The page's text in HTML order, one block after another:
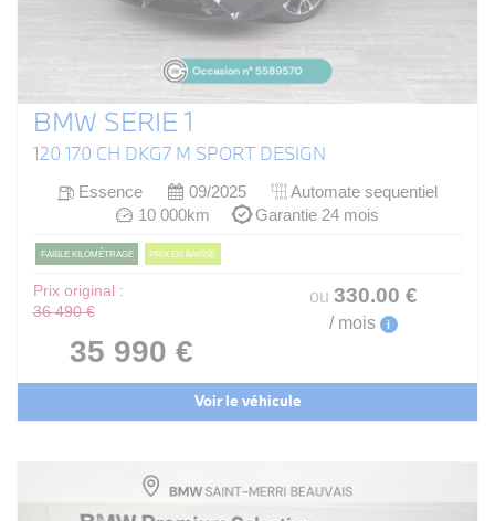
BMW SERIE 1
120 170 CH DKG7 M SPORT DESIGN
Essence 09/2025
Automate sequentiel
10 000km
Garantie 24 mois
FAIBLE KILOMÉTRAGE PRIX EN BAISSE
Prix original :
36 490 €
35 990 €
ou 330.00 €
/ mois i
Voir le véhicule